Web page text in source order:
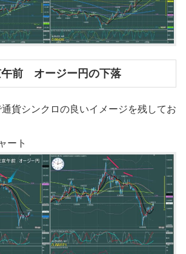
午前 オージー円の下落
通貨シンクロの良いイメージを残してお
ート